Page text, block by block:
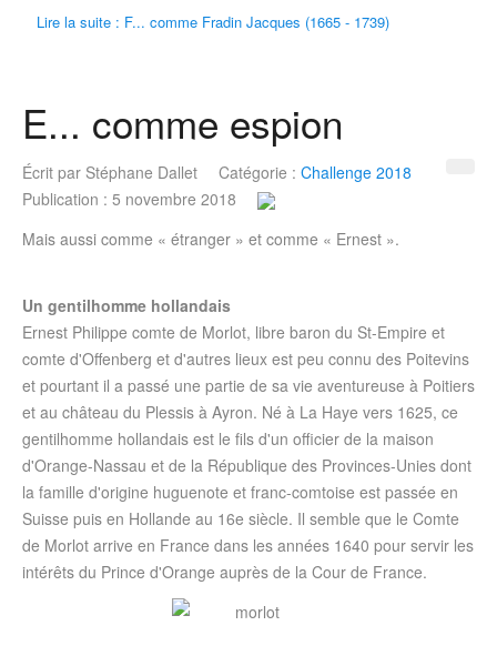
Lire la suite : F... comme Fradin Jacques (1665 - 1739)
E... comme espion
Écrit par Stéphane Dallet Catégorie : Challenge 2018
Publication : 5 novembre 2018
Mais aussi comme « étranger » et comme « Ernest ».
Un gentilhomme hollandais
Ernest Philippe comte de Morlot, libre baron du St-Empire et
comte d'Offenberg et d'autres lieux est peu connu des Poitevins
et pourtant il a passé une partie de sa vie aventureuse à Poitiers
et au château du Plessis à Ayron. Né à La Haye vers 1625, ce
gentilhomme hollandais est le fils d'un officier de la maison
d'Orange-Nassau et de la République des Provinces-Unies dont
la famille d'origine huguenote et franc-comtoise est passée en
Suisse puis en Hollande au 16e siècle. Il semble que le Comte
de Morlot arrive en France dans les années 1640 pour servir les
intérêts du Prince d'Orange auprès de la Cour de France.